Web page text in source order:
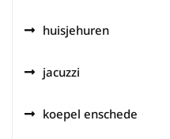
huisjehuren
jacuzzi
koepel enschede